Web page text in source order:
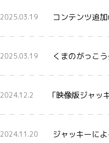
2025.03.19 コンテンツ追
2025.03.19 くまのがっこ
2024.12.2 「映像版ジャッ
2024.11.20 ジャッキーに